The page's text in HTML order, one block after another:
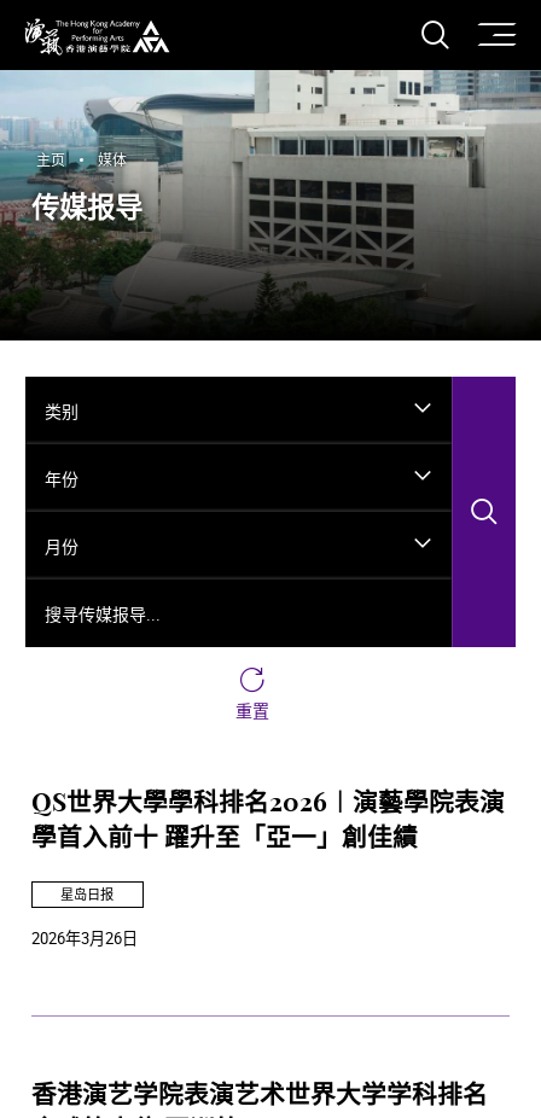
香港演艺学院
打开
主页 媒体
传媒报导
类别
年份
月份
重置
QS世界大學學科排名2026︱演藝學院表演
學首入前十 躍升至「亞一」創佳績
星岛日报
2026年3月26日
香港演艺学院表演艺术世界大学学科排名